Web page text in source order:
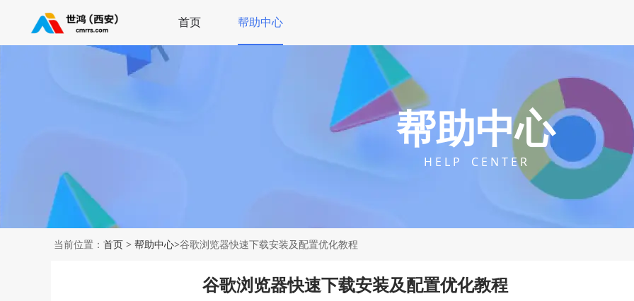
首页 帮助中心
帮助中心
H E L P C E N T E R
当前位置： 首页 > 帮助中心>谷歌浏览器快速下载安装及配置优化教程
谷歌浏览器快速下载安装及配置优化教程